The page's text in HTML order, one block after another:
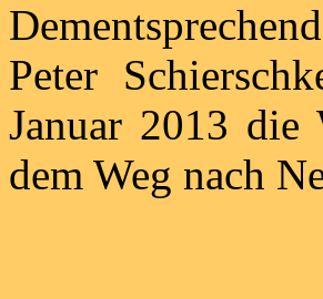
Peter
Januar 2013
dem Weg nach